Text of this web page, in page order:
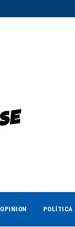
OPINION POLÍTICA